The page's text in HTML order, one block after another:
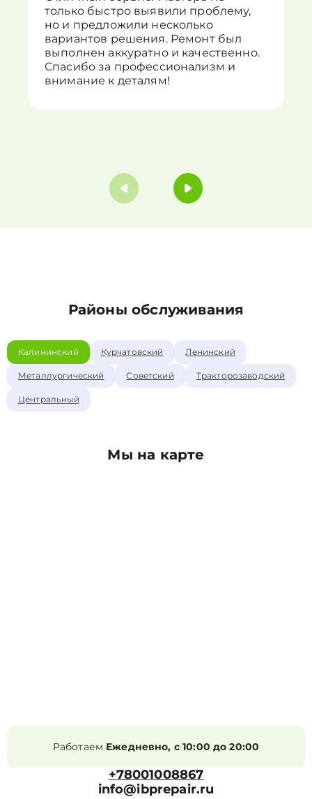
только быстро выявили проблему,
но и предложили несколько
вариантов решения. Ремонт был
выполнен аккуратно и качественно.
Спасибо за профессионализм и
внимание к деталям!
Районы обслуживания
Калининский Курчатовский Ленинский
Металлургический Советский Тракторозаводский
Центральный
Мы на карте
Работаем Ежедневно, с 10:00 до 20:00
+78001008867
info@ibprepair.ru